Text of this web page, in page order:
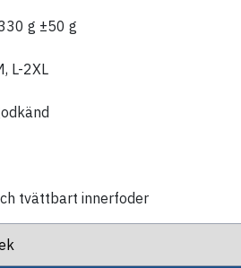
g ±50 g
L-2XL
tvättbart innerfoder